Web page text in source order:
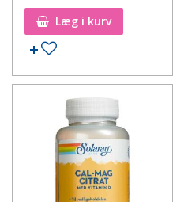
Læg i kurv
Tilføj til ønskeseddel